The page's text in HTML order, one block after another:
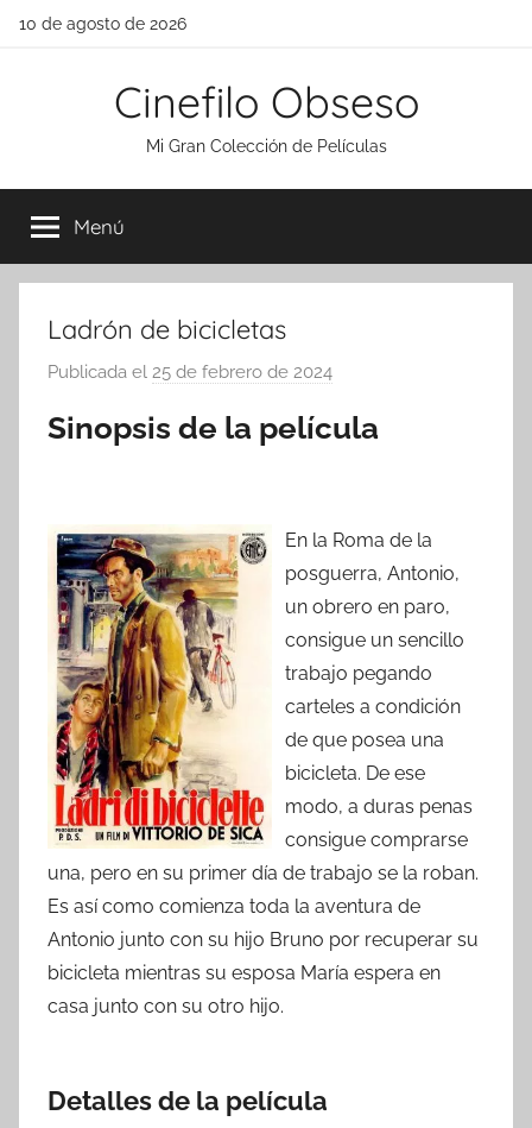
Saltar
10 de agosto de 2026
Cinefilo Obseso
Mi Gran Colección de Películas
Menú
Ladrón de bicicletas
Publicada el 25 de febrero de 2024
r
Sinopsis de la película
En la Roma de la
posguerra, Antonio,
un obrero en paro,
consigue un sencillo
trabajo pegando
carteles a condición
de que posea una
bicicleta. De ese
modo, a duras penas
consigue comprarse
una, pero en su primer día de trabajo se la roban.
Es así como comienza toda la aventura de
Antonio junto con su hijo Bruno por recuperar su
bicicleta mientras su esposa María espera en
casa junto con su otro hijo.
Detalles de la película